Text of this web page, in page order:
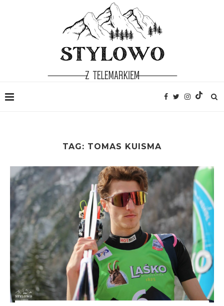
TAG: TOMAS KUISMA